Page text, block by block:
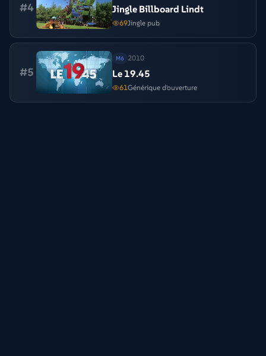
#4 Jingle Billboard Lindt
69Jingle pub
#5
M6 2010
Le 19.45
61Générique d'ouverture